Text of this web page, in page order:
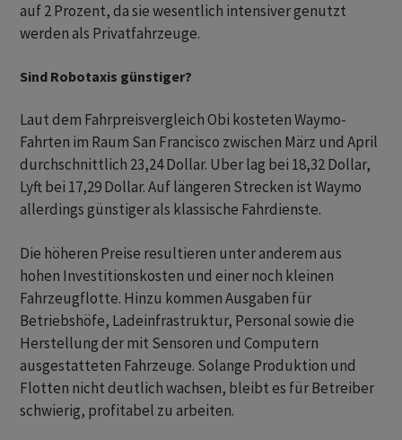
auf 2 Prozent, da sie wesentlich intensiver genutzt
werden als Privatfahrzeuge.
Sind Robotaxis günstiger?
Laut dem Fahrpreisvergleich Obi kosteten Waymo-
Fahrten im Raum San Francisco zwischen März und April
durchschnittlich 23,24 Dollar. Uber lag bei 18,32 Dollar,
Lyft bei 17,29 Dollar. Auf längeren Strecken ist Waymo
allerdings günstiger als klassische Fahrdienste.
Die höheren Preise resultieren unter anderem aus
hohen Investitionskosten und einer noch kleinen
Fahrzeugflotte. Hinzu kommen Ausgaben für
Betriebshöfe, Ladeinfrastruktur, Personal sowie die
Herstellung der mit Sensoren und Computern
ausgestatteten Fahrzeuge. Solange Produktion und
Flotten nicht deutlich wachsen, bleibt es für Betreiber
schwierig, profitabel zu arbeiten.